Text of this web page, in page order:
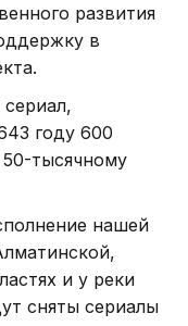
развития
в
году 600
50-тысячному
нашей
и у реки
сняты сериалы